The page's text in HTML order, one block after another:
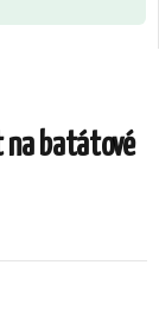
na batátové